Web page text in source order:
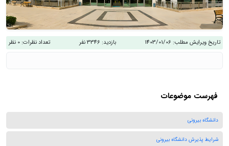
تاریخ ویرایش مطلب: 1403/01/06 بازدید: 3346 نفر تعداد نظرات: 0 نظر
فهرست موضوعات
دانشگاه بیرونی
شرایط پذیرش دانشگاه بیرونی